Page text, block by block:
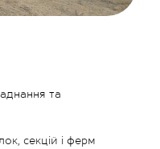
та
секцій і ферм